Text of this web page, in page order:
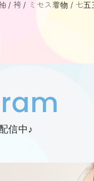
袴 ミセス着物 七五
信中♪